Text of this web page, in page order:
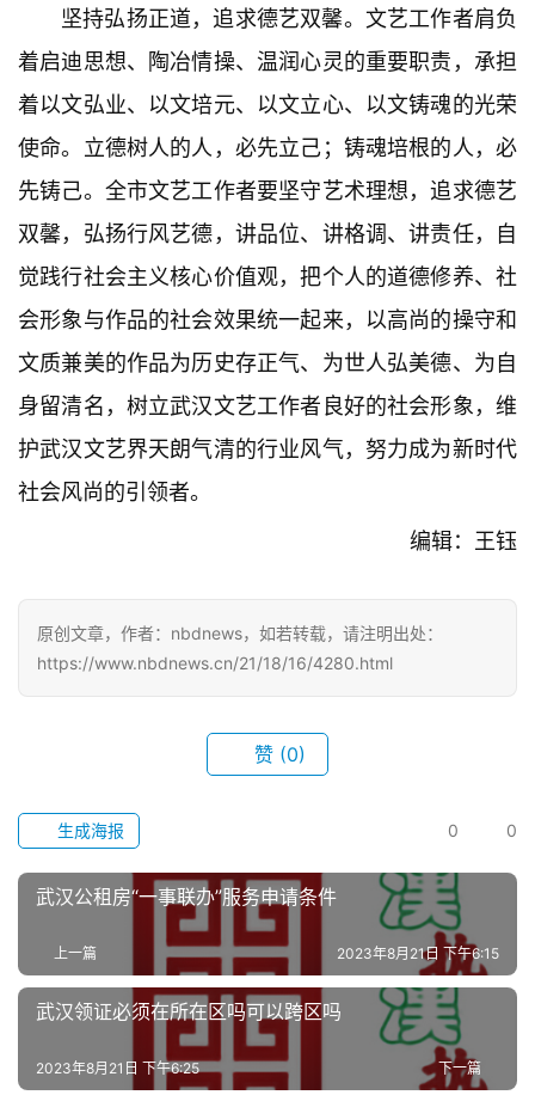
游
滚
动
活
百
科
技
观
关
于
我
坚持弘扬正道，追求德艺双馨。文艺工作者肩负
着启迪思想、陶冶情操、温润心灵的重要职责，承担
着以文弘业、以文培元、以文立心、以文铸魂的光荣
使命。立德树人的人，必先立己；铸魂培根的人，必
先铸己。全市文艺工作者要坚守艺术理想，追求德艺
双馨，弘扬行风艺德，讲品位、讲格调、讲责任，自
觉践行社会主义核心价值观，把个人的道德修养、社
会形象与作品的社会效果统一起来，以高尚的操守和
文质兼美的作品为历史存正气、为世人弘美德、为自
身留清名，树立武汉文艺工作者良好的社会形象，维
护武汉文艺界天朗气清的行业风气，努力成为新时代
社会风尚的引领者。
编辑：王钰
原创文章，作者：nbdnews，如若转载，请注明出处：
https://www.nbdnews.cn/21/18/16/4280.html
赞 (0)
0 0
生成海报
武汉公租房“一事联办”服务申请条件
上一篇 2023年8月21日 下午6:15
武汉领证必须在所在区吗可以跨区吗
下一篇
2023年8月21日 下午6:25